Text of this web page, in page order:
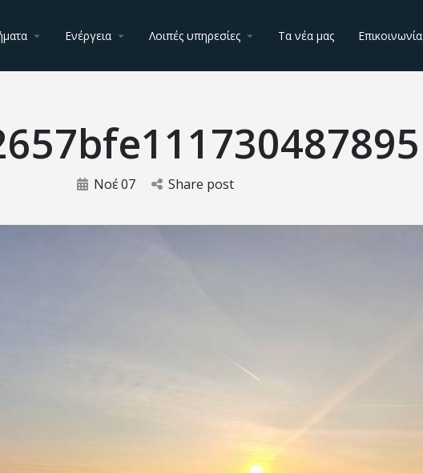
Ενέργεια Λοιπές υπηρεσίες Τα νέα μας Επικοινωνία
Νοέ07 Share post